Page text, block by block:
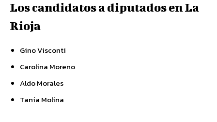
Los candidatos a diputados en La
Rioja
Gino Visconti
Carolina Moreno
Aldo Morales
Tania Molina